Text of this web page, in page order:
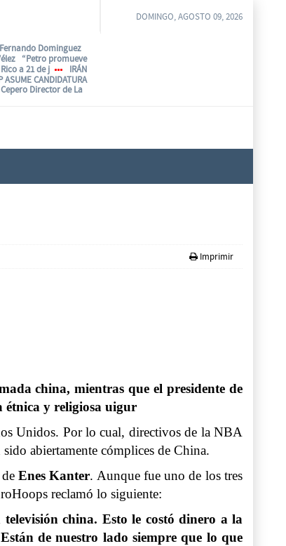
Dominguez
“Petro promueve
a 21 de j
IRÁN
ASUME CANDIDATURA
Director de La
DOMINGO, AGOSTO 09, 2026
Imprimir
china, mientras que el presidente de
étnica y religiosa uigur
Unidos. Por lo cual, directivos de la NBA
abiertamente cómplices de China.
deEnes Kanter. Aunque fue uno de los tres
reclamó lo siguiente:
china. Esto le costó dinero a la
de nuestro lado siempre que lo que